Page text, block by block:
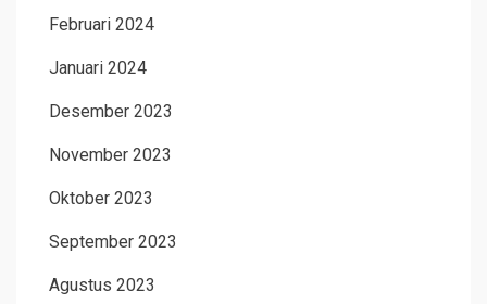
Februari 2024
Januari 2024
Desember 2023
November 2023
Oktober 2023
September 2023
Agustus 2023